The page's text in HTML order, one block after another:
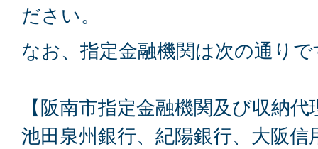
ださい。
なお、指定金融機関は次の通り
【阪南市指定金融機関及び収納
池田泉州銀行、紀陽銀行、大阪